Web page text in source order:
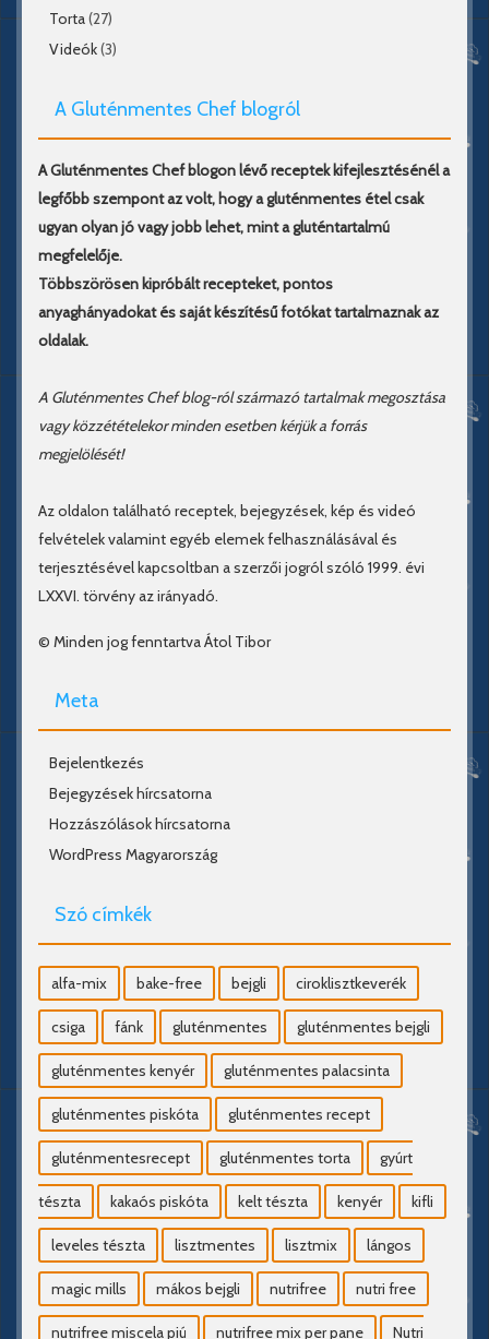
Torta(27)
Videók(3)
A Gluténmentes Chef blogról
A Gluténmentes Chef blogon lévő receptek kifejlesztésénél a
legfőbb szempont az volt, hogy a gluténmentes étel csak
ugyan olyan jó vagy jobb lehet, mint a gluténtartalmú
megfelelője.
Többszörösen kipróbált recepteket, pontos
anyaghányadokat és saját készítésű fotókat tartalmaznak az
oldalak.
A Gluténmentes Chef blog-ról származó tartalmak megosztása
vagy közzétételekor minden esetben kérjük a forrás
megjelölését!
Az oldalon található receptek, bejegyzések, kép és videó
felvételek valamint egyéb elemek felhasználásával és
terjesztésével kapcsoltban a szerzői jogról szóló 1999. évi
LXXVI. törvény az irányadó.
© Minden jog fenntartva Átol Tibor
Meta
Bejelentkezés
Bejegyzések hírcsatorna
Hozzászólások hírcsatorna
WordPress Magyarország
Szó címkék
alfa-mix bake-free bejgli ciroklisztkeverék
csiga fánk gluténmentes gluténmentes bejgli
gluténmentes kenyér gluténmentes palacsinta
gluténmentes piskóta gluténmentes recept
gluténmentesrecept gluténmentes torta gyúrt
tészta kakaós piskóta kelt tészta kenyér kifli
leveles tészta lisztmentes lisztmix lángos
magic mills mákos bejgli nutrifree nutri free
nutrifree miscela piú nutrifree mix per pane Nutri